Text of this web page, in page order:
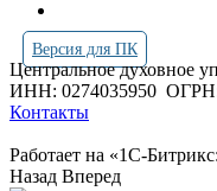
Версия для ПК
Центральное духовное
ИНН: 0274035950 ОГРН:
Контакты
Работает на «1С-
Назад Вперед